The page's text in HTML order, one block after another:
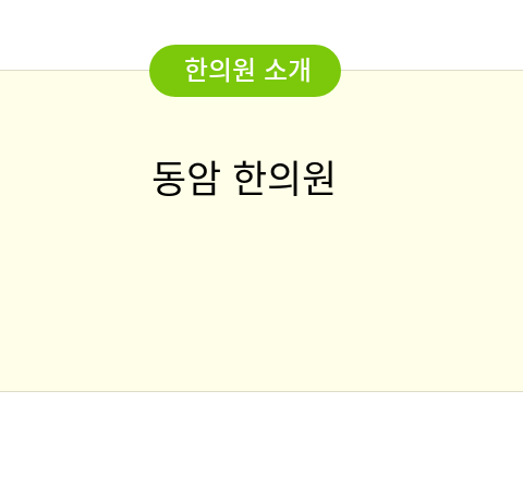
한의원 소개
동암 한의원